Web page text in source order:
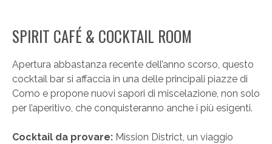
SPIRIT CAFÉ & COCKTAIL ROOM
Apertura abbastanza recente dell’anno scorso, questo
cocktail bar si affaccia in una delle principali piazze di
Como e propone nuovi sapori di miscelazione, non solo
per l’aperitivo, che conquisteranno anche i più esigenti.
Cocktail da provare: Mission District, un viaggio